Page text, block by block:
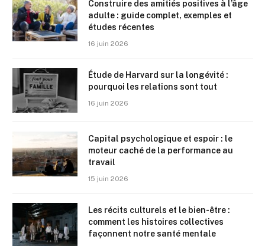
Construire des amitiés positives à l’âge
adulte : guide complet, exemples et
études récentes
16 juin 2026
Étude de Harvard sur la longévité :
pourquoi les relations sont tout
16 juin 2026
Capital psychologique et espoir : le
moteur caché de la performance au
travail
15 juin 2026
Les récits culturels et le bien-être :
comment les histoires collectives
façonnent notre santé mentale